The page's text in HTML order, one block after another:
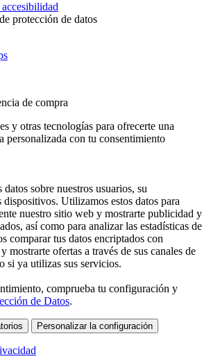
protección de datos
de compra
y otras tecnologías para ofrecerte una
personalizada con tu consentimiento
sobre nuestros usuarios, su
Utilizamos estos datos para
nuestro sitio web y mostrarte publicidad y
así como para analizar las estadísticas de
comparar tus datos encriptados con
mostrarte ofertas a través de sus canales de
si ya utilizas sus servicios.
comprueba tu configuración y
de Datos.
Personalizar la configuración